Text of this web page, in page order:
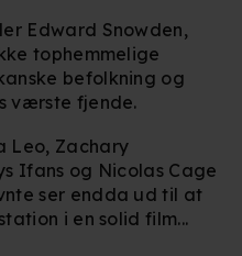
Edward Snowden,
tophemmelige
befolkning og
værste fjende.
Leo, Zachary
Ifans og Nicolas Cage
ser endda ud til at
i en solid film...